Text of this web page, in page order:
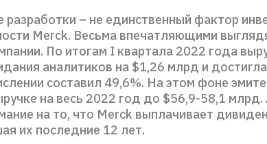
разработки – не единственный фактор
Merck. Весьма впечатляющими
По итогам I квартала 2022 года
аналитиков на $1,26 млрд и
составил 49,6%. На этом фоне
на весь 2022 год до $56,9-58,1
на то, что Merck выплачивает
их последние 12 лет.